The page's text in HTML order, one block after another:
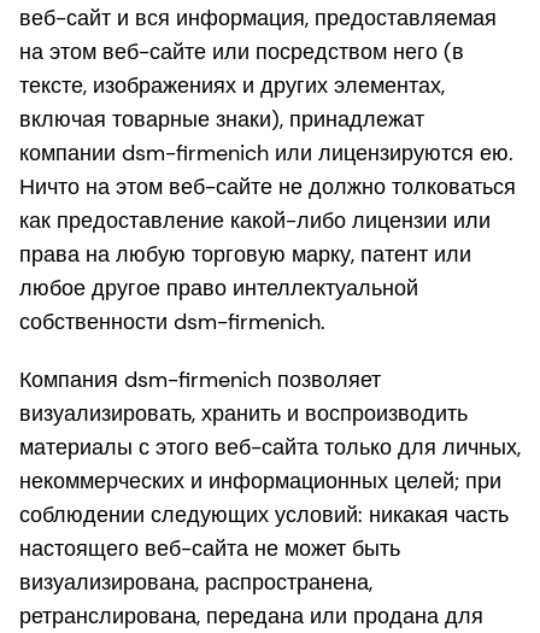
веб-сайт и вся информация, предоставляемая
на этом веб-сайте или посредством него (в
тексте, изображениях и других элементах,
включая товарные знаки), принадлежат
компании dsm-firmenich или лицензируются ею.
Ничто на этом веб-сайте не должно толковаться
как предоставление какой-либо лицензии или
права на любую торговую марку, патент или
любое другое право интеллектуальной
собственности dsm-firmenich.
Компания dsm-firmenich позволяет
визуализировать, хранить и воспроизводить
материалы с этого веб-сайта только для личных,
некоммерческих и информационных целей; при
соблюдении следующих условий: никакая часть
настоящего веб-сайта не может быть
визуализирована, распространена,
ретранслирована, передана или продана для